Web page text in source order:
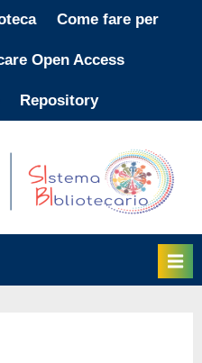
Come fare per
Open Access
Repository